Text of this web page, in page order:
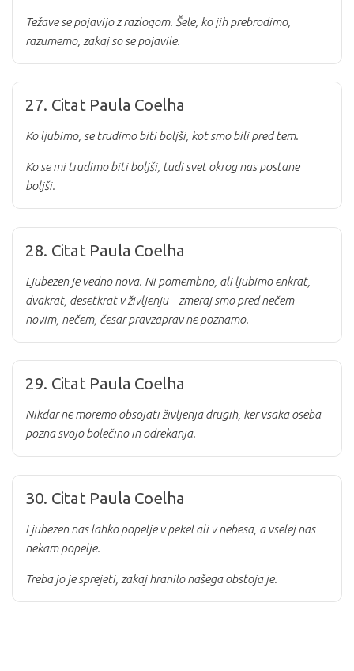
Težave se pojavijo z razlogom. Šele, ko jih prebrodimo,
razumemo, zakaj so se pojavile.
27. Citat Paula Coelha
Ko ljubimo, se trudimo biti boljši, kot smo bili pred tem.
Ko se mi trudimo biti boljši, tudi svet okrog nas postane
boljši.
28. Citat Paula Coelha
Ljubezen je vedno nova. Ni pomembno, ali ljubimo enkrat,
dvakrat, desetkrat v življenju – zmeraj smo pred nečem
novim, nečem, česar pravzaprav ne poznamo.
29. Citat Paula Coelha
Nikdar ne moremo obsojati življenja drugih, ker vsaka oseba
pozna svojo bolečino in odrekanja.
30. Citat Paula Coelha
Ljubezen nas lahko popelje v pekel ali v nebesa, a vselej nas
nekam popelje.
Treba jo je sprejeti, zakaj hranilo našega obstoja je.